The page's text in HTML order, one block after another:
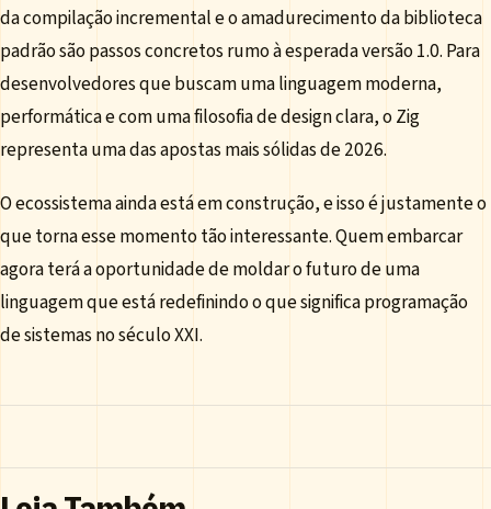
da compilação incremental e o amadurecimento da biblioteca
padrão são passos concretos rumo à esperada versão 1.0. Para
desenvolvedores que buscam uma linguagem moderna,
performática e com uma filosofia de design clara, o Zig
representa uma das apostas mais sólidas de 2026.
O ecossistema ainda está em construção, e isso é justamente o
que torna esse momento tão interessante. Quem embarcar
agora terá a oportunidade de moldar o futuro de uma
linguagem que está redefinindo o que significa programação
de sistemas no século XXI.